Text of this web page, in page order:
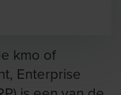
kmo of
Enterprise